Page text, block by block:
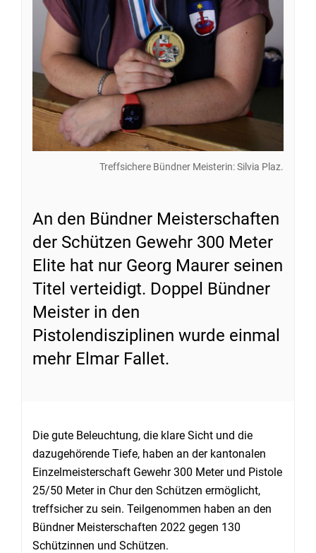
Treffsichere Bündner Meisterin: Silvia Plaz.
An den Bündner Meisterschaften
der Schützen Gewehr 300 Meter
Elite hat nur Georg Maurer seinen
Titel verteidigt. Doppel Bündner
Meister in den
Pistolendisziplinen wurde einmal
mehr Elmar Fallet.
Die gute Beleuchtung, die klare Sicht und die
dazugehörende Tiefe, haben an der kantonalen
Einzelmeisterschaft Gewehr 300 Meter und Pistole
25/50 Meter in Chur den Schützen ermöglicht,
treffsicher zu sein. Teilgenommen haben an den
Bündner Meisterschaften 2022 gegen 130
Schützinnen und Schützen.